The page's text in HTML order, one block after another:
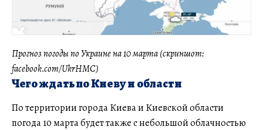
Прогноз погоды по Украине на 10 марта (скриншот:
facebook.com/UkrHMC)
Чего ждать по Киеву и области
По территории города Киева и Киевской области
погода 10 марта будет также с небольшой облачностью